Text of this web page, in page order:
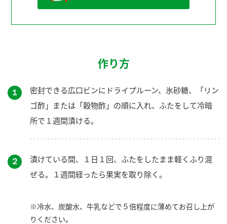
作り方
１
密封できる広口ビンにドライプルーン、氷砂糖、「リン
ゴ酢」または「穀物酢」の順に入れ、ふたをして冷暗
所で１週間漬ける。
２
漬けている間、１日１回、ふたをしたまま軽くふり混
ぜる。１週間経ったら果実を取り除く。
※冷水、炭酸水、牛乳などで５倍程度に薄めてお召し上が
りください。